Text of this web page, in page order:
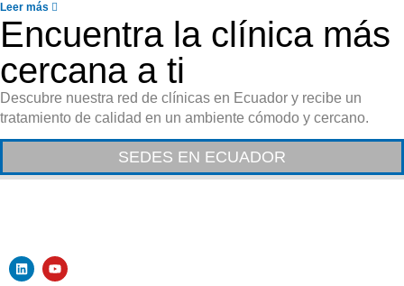
Leer más
Encuentra la clínica más
cercana a ti
Descubre nuestra red de clínicas en Ecuador y recibe un
tratamiento de calidad en un ambiente cómodo y cercano.
SEDES EN ECUADOR